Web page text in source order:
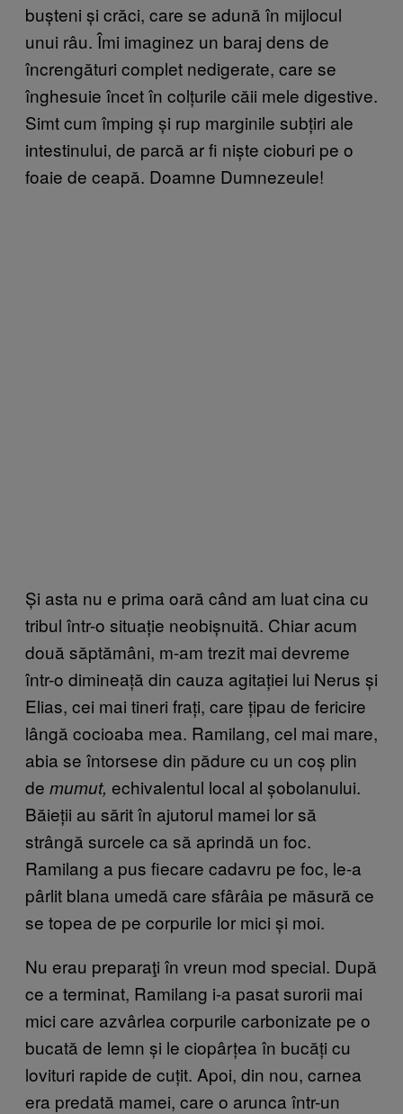
bușteni și crăci, care se adună în mijlocul
unui râu. Îmi imaginez un baraj dens de
încrengături complet nedigerate, care se
înghesuie încet în colțurile căii mele digestive.
Simt cum împing și rup marginile subțiri ale
intestinului, de parcă ar fi niște cioburi pe o
foaie de ceapă. Doamne Dumnezeule!
Și asta nu e prima oară când am luat cina cu
tribul într-o situație neobișnuită. Chiar acum
două săptămâni, m-am trezit mai devreme
într-o dimineață din cauza agitației lui Nerus și
Elias, cei mai tineri frați, care țipau de fericire
lângă cocioaba mea. Ramilang, cel mai mare,
abia se întorsese din pădure cu un coș plin
de mumut, echivalentul local al șobolanului.
Băieții au sărit în ajutorul mamei lor să
strângă surcele ca să aprindă un foc.
Ramilang a pus fiecare cadavru pe foc, le-a
pârlit blana umedă care sfârâia pe măsură ce
se topea de pe corpurile lor mici și moi.
Nu erau preparaţi în vreun mod special. După
ce a terminat, Ramilang i-a pasat surorii mai
mici care azvârlea corpurile carbonizate pe o
bucată de lemn și le ciopârțea în bucăți cu
lovituri rapide de cuțit. Apoi, din nou, carnea
era predată mamei, care o arunca într-un